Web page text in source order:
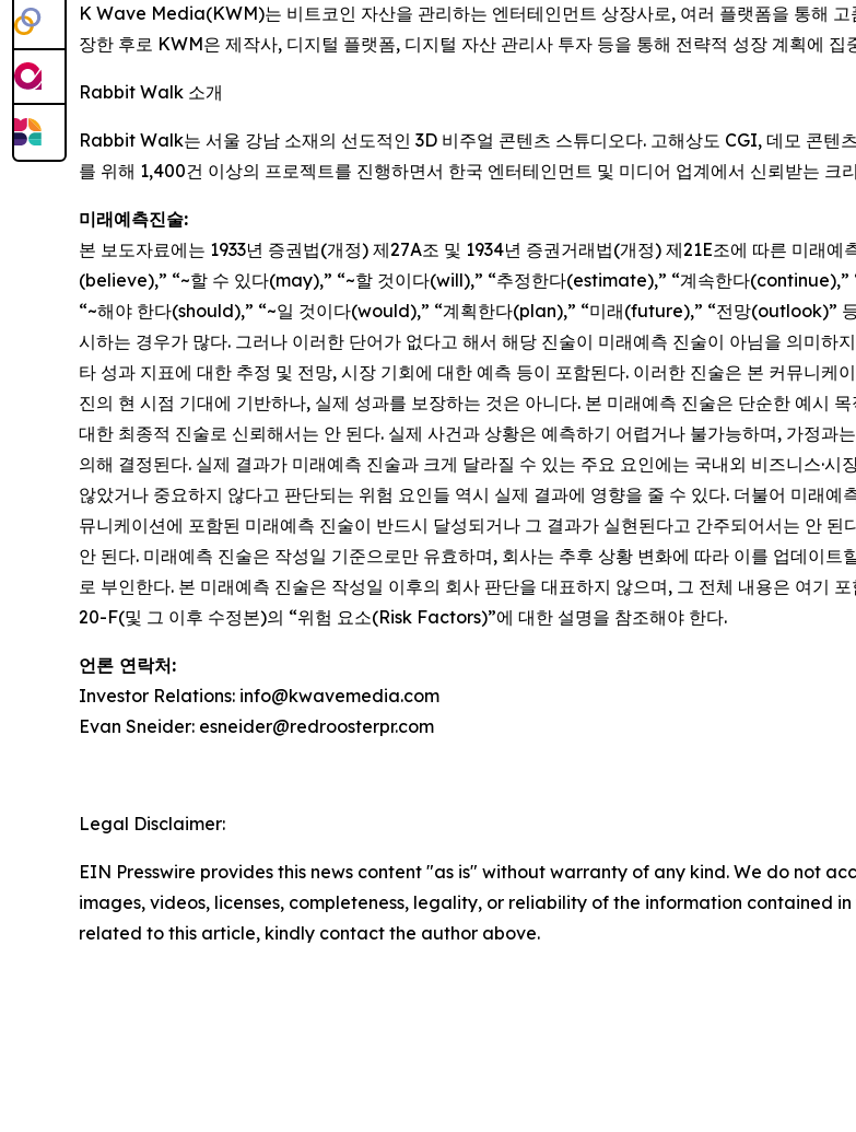
K Wave Media(KWM)는 비트코인 자산을 관리하는 엔터테인먼트 상장사로, 여러 플랫폼을 통해
장한 후로 KWM은 제작사, 디지털 플랫폼, 디지털 자산 관리사 투자 등을 통해 전략적 성장 계획에 집
Rabbit Walk 소개
Rabbit Walk는 서울 강남 소재의 선도적인 3D 비주얼 콘텐츠 스튜디오다. 고해상도 CGI, 데모 콘
를 위해 1,400건 이상의 프로젝트를 진행하면서 한국 엔터테인먼트 및 미디어 업계에서 신뢰받는 크
미래예측진술:
본 보도자료에는 1933년 증권법(개정) 제27A조 및 1934년 증권거래법(개정) 제21E조에 따른 미래
(believe),” “~할 수 있다(may),” “~할 것이다(will),” “추정한다(estimate),” “계속한다
“~해야 한다(should),” “~일 것이다(would),” “계획한다(plan),” “미래(future),” “전망(outlook)”
시하는 경우가 많다. 그러나 이러한 단어가 없다고 해서 해당 진술이 미래예측 진술이 아님을 의미하
타 성과 지표에 대한 추정 및 전망, 시장 기회에 대한 예측 등이 포함된다. 이러한 진술은 본 커뮤니케
진의 현 시점 기대에 기반하나, 실제 성과를 보장하는 것은 아니다. 본 미래예측 진술은 단순한 예시
대한 최종적 진술로 신뢰해서는 안 된다. 실제 사건과 상황은 예측하기 어렵거나 불가능하며, 가정과
의해 결정된다. 실제 결과가 미래예측 진술과 크게 달라질 수 있는 주요 요인에는 국내외 비즈니스·시
않았거나 중요하지 않다고 판단되는 위험 요인들 역시 실제 결과에 영향을 줄 수 있다. 더불어 미래
뮤니케이션에 포함된 미래예측 진술이 반드시 달성되거나 그 결과가 실현된다고 간주되어서는 안
안 된다. 미래예측 진술은 작성일 기준으로만 유효하며, 회사는 추후 상황 변화에 따라 이를 업데이
로 부인한다. 본 미래예측 진술은 작성일 이후의 회사 판단을 대표하지 않으며, 그 전체 내용은 여기
20-F(및 그 이후 수정본)의 “위험 요소(Risk Factors)”에 대한 설명을 참조해야 한다.
언론 연락처:
Investor Relations: info@kwavemedia.com
Evan Sneider: esneider@redroosterpr.com
Legal Disclaimer:
EIN Presswire provides this news content "as is" without warranty of any kind. We do not
images, videos, licenses, completeness, legality, or reliability of the information contained
related to this article, kindly contact the author above.